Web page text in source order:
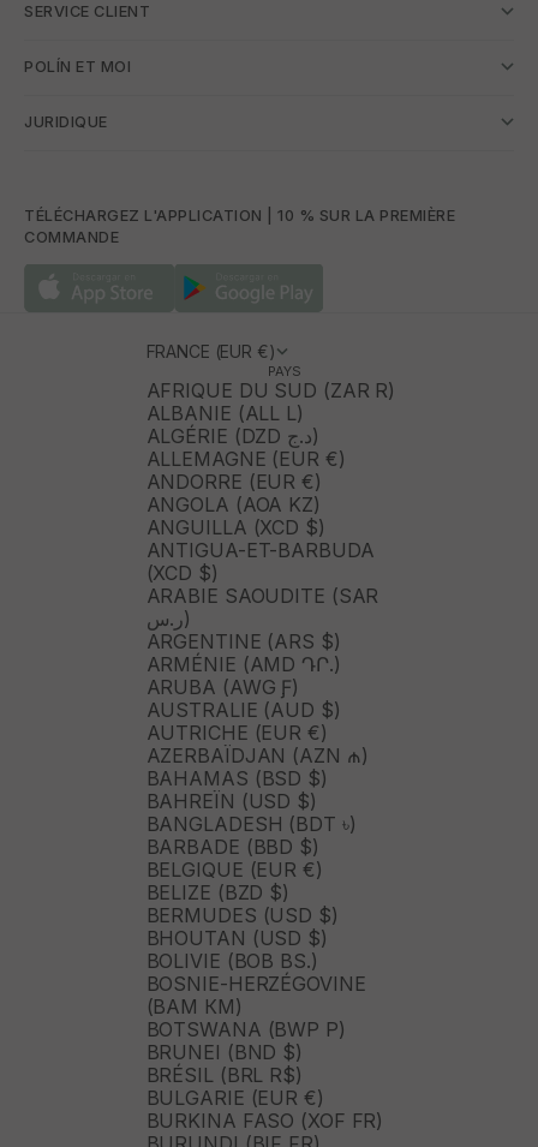
SERVICE CLIENT
POLÍN ET MOI
JURIDIQUE
TÉLÉCHARGEZ L'APPLICATION | 10 % SUR LA PREMIÈRE
COMMANDE
FRANCE (EUR €)
PAYS
AFRIQUE DU SUD (ZAR R)
ALBANIE (ALL L)
ALGÉRIE (DZD د.ج)
ALLEMAGNE (EUR €)
ANDORRE (EUR €)
ANGOLA (AOA KZ)
ANGUILLA (XCD $)
ANTIGUA-ET-BARBUDA
(XCD $)
ARABIE SAOUDITE (SAR
ر.س)
ARGENTINE (ARS $)
ARMÉNIE (AMD ԴՐ.)
ARUBA (AWG Ƒ)
AUSTRALIE (AUD $)
AUTRICHE (EUR €)
AZERBAÏDJAN (AZN ₼)
BAHAMAS (BSD $)
BAHREÏN (USD $)
BANGLADESH (BDT ৳)
BARBADE (BBD $)
BELGIQUE (EUR €)
BELIZE (BZD $)
BERMUDES (USD $)
BHOUTAN (USD $)
BOLIVIE (BOB BS.)
BOSNIE-HERZÉGOVINE
(BAM КМ)
BOTSWANA (BWP P)
BRUNEI (BND $)
BRÉSIL (BRL R$)
BULGARIE (EUR €)
BURKINA FASO (XOF FR)